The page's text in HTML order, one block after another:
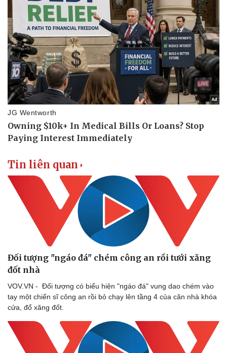
Thể thao
Bóng đá
Lịch thi đấu bóng đá
Thế giới thể thao
eSports
Hậu trường
Ô tô - Xe máy
Ô tô
Xe máy
Tư vấn
Tin liên quan
Đối tượng "ngáo đá" chém công an rồi tưới xăng
đốt nhà ​
VOV.VN - Đối tượng có biểu hiện "ngáo đá" vung dao chém vào
tay một chiến sĩ công an rồi bỏ chạy lên tầng 4 của căn nhà khóa
cửa, đổ xăng đốt.